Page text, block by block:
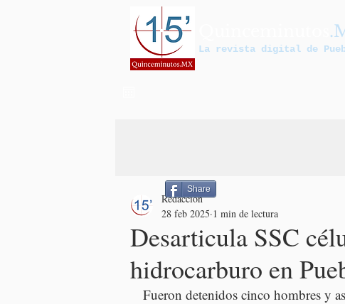
La revista digital de
Desarticula SSC
hidrocarburo en
Redacción
28 feb 2025 1 min de lectura
Fueron detenidos cinco hombres y
Share